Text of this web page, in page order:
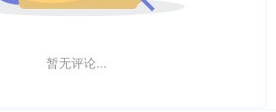
暂无评论...